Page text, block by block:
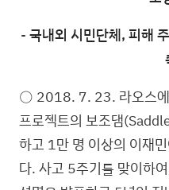
- 국내외 시민단체, 피해
○ 2018. 7. 23. 라오스에
프로젝트의 보조댐
하고 1만 명 이상의 이재
다. 사고 5주기를 맞이하